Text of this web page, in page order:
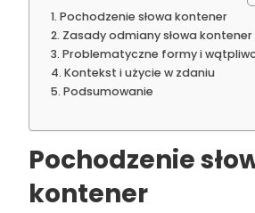
Pochodzenie słowa kontener
Zasady odmiany słowa kontener
Problematyczne formy i
Kontekst i użycie w zdaniu
Podsumowanie
Pochodzenie
kontener